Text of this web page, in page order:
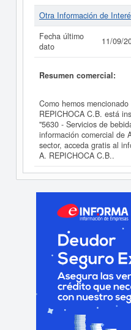
Otra Información de
Fecha último
dato
11/09/
Resumen comercial:
Como hemos
REPICHOCA C.B. está
"5630 - Servicios de
información comercial de
sector, acceda gratis al
A. REPICHOCA C.B..